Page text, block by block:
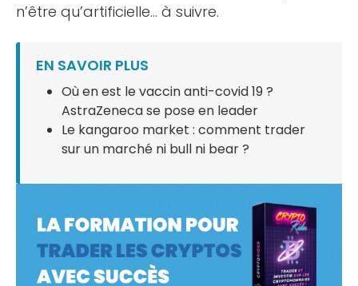
n’être qu’artificielle… à suivre.
EN SAVOIR PLUS
Où en est le vaccin anti-covid 19 ?
AstraZeneca se pose en leader
Le kangaroo market : comment trader
sur un marché ni bull ni bear ?